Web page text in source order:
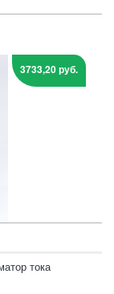
3733,20 руб.
тока